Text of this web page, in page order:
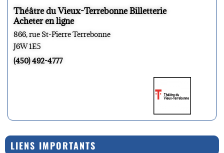
Théâtre du Vieux-Terrebonne Billetterie
Acheter en ligne
866, rue St-Pierre Terrebonne
J6W 1E5
(450) 492-4777
LIENS IMPORTANTS